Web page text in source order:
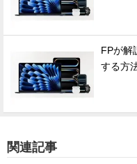
FPが解
する方
関連記事